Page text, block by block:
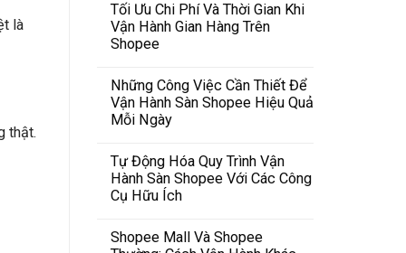
là
thật.
Tối Ưu Chi Phí Và Thời Gian Khi
Vận Hành Gian Hàng Trên
Shopee
Những Công Việc Cần Thiết Để
Vận Hành Sàn Shopee Hiệu Quả
Mỗi Ngày
Tự Động Hóa Quy Trình Vận
Hành Sàn Shopee Với Các Công
Cụ Hữu Ích
Shopee Mall Và Shopee